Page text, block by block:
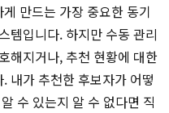
만드는 가장 중요한 동기
템입니다. 하지만 수동 관리
해지거나, 추천 현황에 대한
내가 추천한 후보자가 어떻
수 있는지 알 수 없다면 직